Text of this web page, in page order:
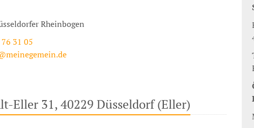
Rheinbogen
31 05
Eller 31, 40229 Düsseldorf (Eller)